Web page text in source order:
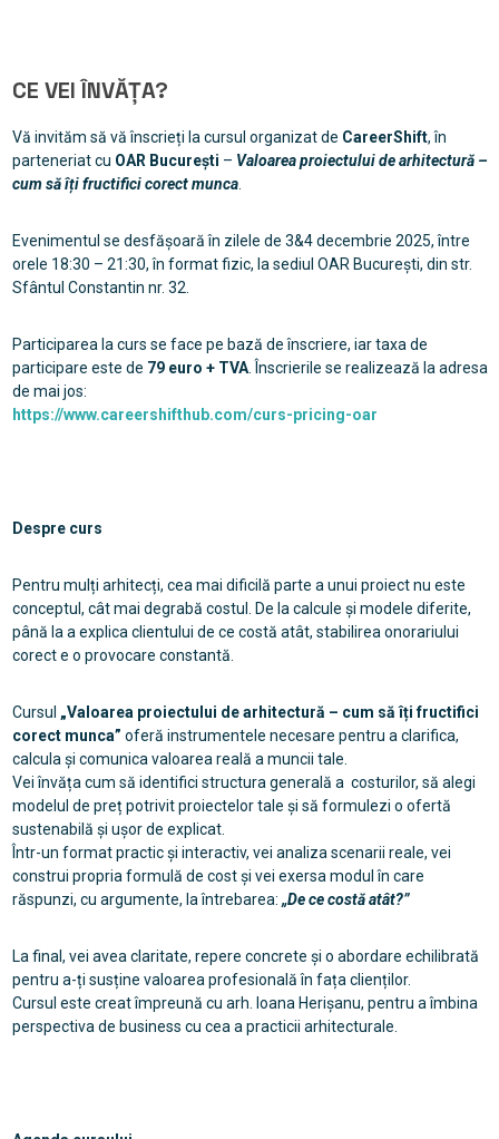
CE VEI ÎNVĂȚA?
Vă invităm să vă înscrieți la cursul organizat de CareerShift, în
parteneriat cu OAR București – Valoarea proiectului de arhitectură –
cum să îți fructifici corect munca.
Evenimentul se desfășoară în zilele de 3&4 decembrie 2025, între
orele 18:30 – 21:30, în format fizic, la sediul OAR București, din str.
Sfântul Constantin nr. 32.
Participarea la curs se face pe bază de înscriere, iar taxa de
participare este de 79 euro + TVA. Înscrierile se realizează la adresa
de mai jos:
https://www.careershifthub.com/curs-pricing-oar
Despre curs
Pentru mulți arhitecți, cea mai dificilă parte a unui proiect nu este
conceptul, cât mai degrabă costul. De la calcule și modele diferite,
până la a explica clientului de ce costă atât, stabilirea onorariului
corect e o provocare constantă.
Cursul „Valoarea proiectului de arhitectură – cum să îți fructifici
corect munca” oferă instrumentele necesare pentru a clarifica,
calcula și comunica valoarea reală a muncii tale.
Vei învăța cum să identifici structura generală a costurilor, să alegi
modelul de preț potrivit proiectelor tale și să formulezi o ofertă
sustenabilă și ușor de explicat.
Într-un format practic și interactiv, vei analiza scenarii reale, vei
construi propria formulă de cost și vei exersa modul în care
răspunzi, cu argumente, la întrebarea: „De ce costă atât?”
La final, vei avea claritate, repere concrete și o abordare echilibrată
pentru a-ți susține valoarea profesională în fața clienților.
Cursul este creat împreună cu arh. Ioana Herișanu, pentru a îmbina
perspectiva de business cu cea a practicii arhitecturale.